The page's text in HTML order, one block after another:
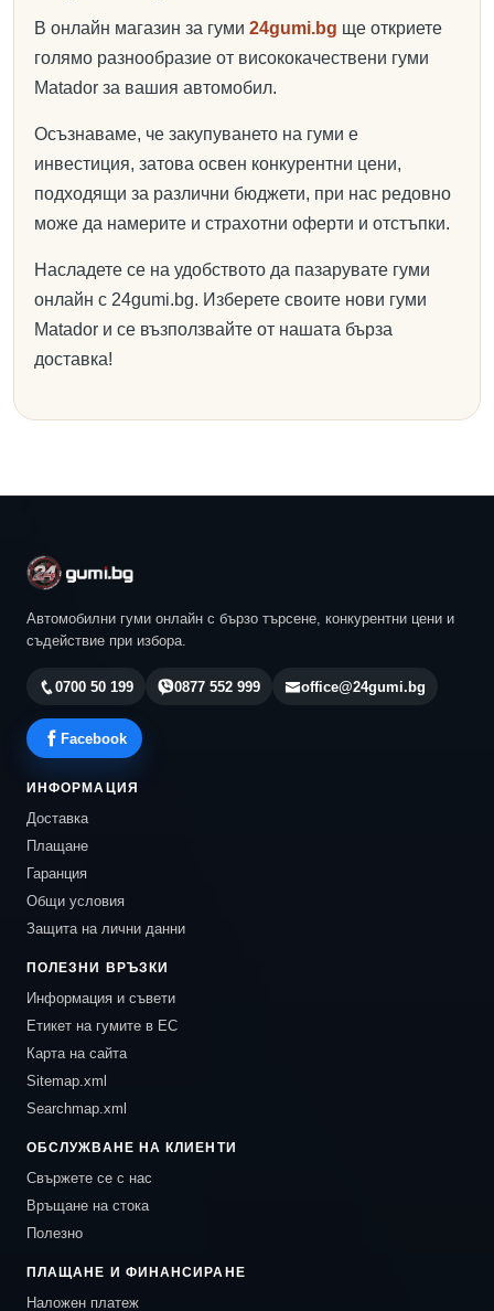
В онлайн магазин за гуми 24gumi.bg ще откриете
голямо разнообразие от висококачествени гуми
Matador за вашия автомобил.
Осъзнаваме, че закупуването на гуми е
инвестиция, затова освен конкурентни цени,
подходящи за различни бюджети, при нас редовно
може да намерите и страхотни оферти и отстъпки.
Насладете се на удобството да пазарувате гуми
онлайн с 24gumi.bg. Изберете своите нови гуми
Matador и се възползвайте от нашата бърза
доставка!
Автомобилни гуми онлайн с бързо търсене, конкурентни цени и
съдействие при избора.
0700 50 199 0877 552 999 office@24gumi.bg
Facebook
ИНФОРМАЦИЯ
Доставка
Плащане
Гаранция
Общи условия
Защита на лични данни
ПОЛЕЗНИ ВРЪЗКИ
Информация и съвети
Етикет на гумите в ЕС
Карта на сайта
Sitemap.xml
Searchmap.xml
ОБСЛУЖВАНЕ НА КЛИЕНТИ
Свържете се с нас
Връщане на стока
Полезно
ПЛАЩАНЕ И ФИНАНСИРАНЕ
Наложен платеж